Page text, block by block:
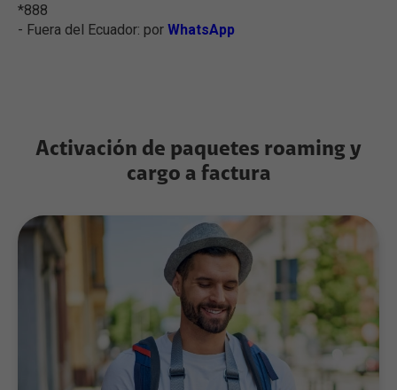
*888
- Fuera del Ecuador: por WhatsApp
Activación de paquetes roaming y
cargo a factura